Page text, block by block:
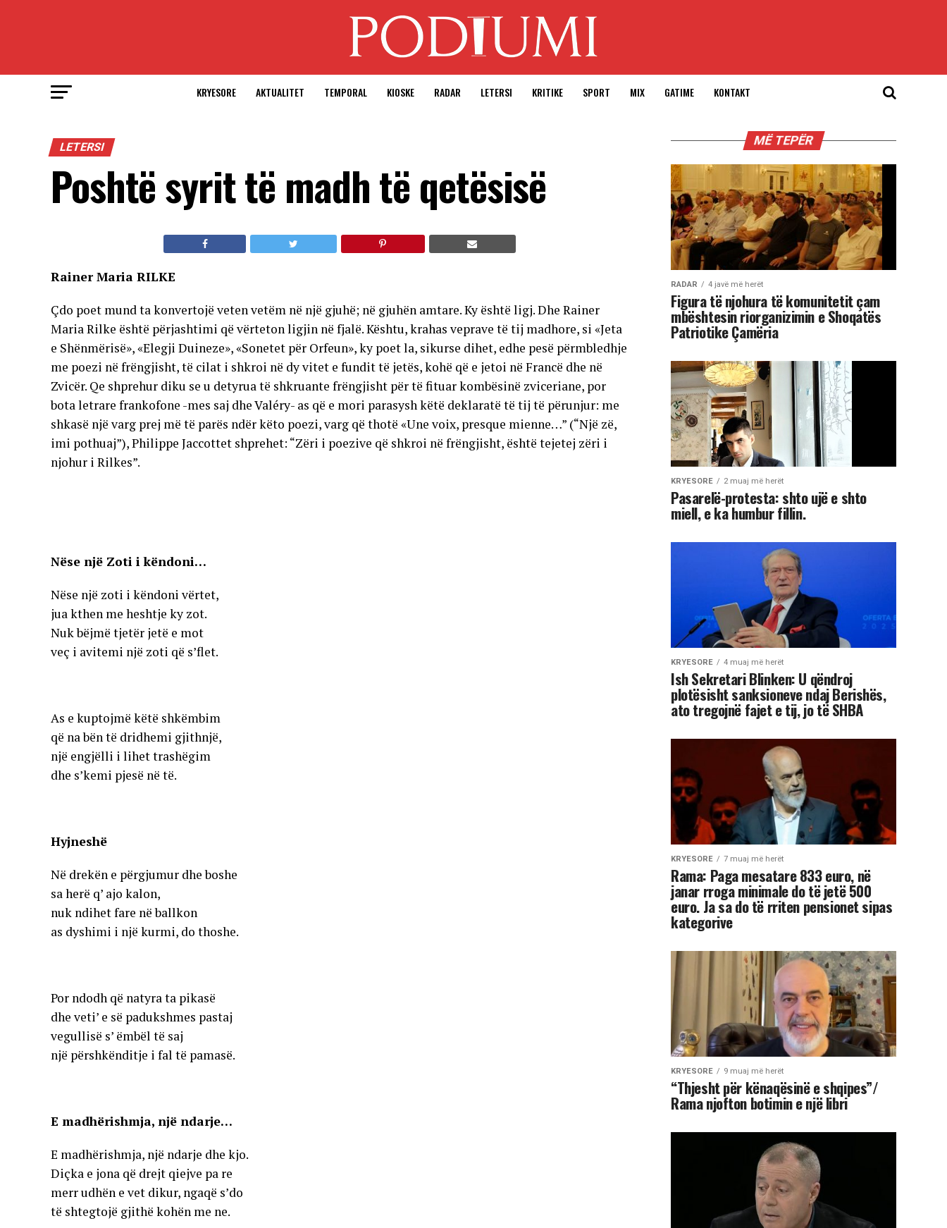
KRYESORE AKTUALITET TEMPORAL KIOSKE RADAR LETERSI KRITIKE SPORT MIX GATIME KONTAKT
LETERSI
Poshtë syrit të madh të qetësisë
Rainer Maria RILKE
Çdo poet mund ta konvertojë veten vetëm në një gjuhë; në gjuhën amtare. Ky është ligj. Dhe Rainer
Maria Rilke është përjashtimi që vërteton ligjin në fjalë. Kështu, krahas veprave të tij madhore, si «Jeta
e Shënmërisë», «Elegji Duineze», «Sonetet për Orfeun», ky poet la, sikurse dihet, edhe pesë përmbledhje
me poezi në frëngjisht, të cilat i shkroi në dy vitet e fundit të jetës, kohë që e jetoi në Francë dhe në
Zvicër. Qe shprehur diku se u detyrua të shkruante frëngjisht për të fituar kombësinë zviceriane, por
bota letrare frankofone -mes saj dhe Valéry- as që e mori parasysh këtë deklaratë të tij të përunjur: me
shkasë një varg prej më të parës ndër këto poezi, varg që thotë «Une voix, presque mienne…” (“Një zë,
imi pothuaj”), Philippe Jaccottet shprehet: “Zëri i poezive që shkroi në frëngjisht, është tejetej zëri i
njohur i Rilkes”.
Nëse një Zoti i këndoni…
Nëse një zoti i këndoni vërtet,
jua kthen me heshtje ky zot.
Nuk bëjmë tjetër jetë e mot
veç i avitemi një zoti që s’flet.
As e kuptojmë këtë shkëmbim
që na bën të dridhemi gjithnjë,
një engjëlli i lihet trashëgim
dhe s’kemi pjesë në të.
Hyjneshë
Në drekën e përgjumur dhe boshe
sa herë q’ ajo kalon,
nuk ndihet fare në ballkon
as dyshimi i një kurmi, do thoshe.
Por ndodh që natyra ta pikasë
dhe veti’ e së padukshmes pastaj
vegullisë s’ ëmbël të saj
një përshkënditje i fal të pamasë.
E madhërishmja, një ndarje…
E madhërishmja, një ndarje dhe kjo.
Diçka e jona që drejt qiejve pa re
merr udhën e vet dikur, ngaqë s’do
të shtegtojë gjithë kohën me ne.
MË TEPËR
RADAR 4 javë më herët
Figura të njohura të komunitetit çam
mbështesin riorganizimin e Shoqatës
Patriotike Çamëria
KRYESORE 2 muaj më herët
Pasarelë-protesta: shto ujë e shto
miell, e ka humbur fillin.
KRYESORE 4 muaj më herët
Ish Sekretari Blinken: U qëndroj
plotësisht sanksioneve ndaj Berishës,
ato tregojnë fajet e tij, jo të SHBA
KRYESORE 7 muaj më herët
Rama: Paga mesatare 833 euro, në
janar rroga minimale do të jetë 500
euro. Ja sa do të rriten pensionet sipas
kategorive
KRYESORE 9 muaj më herët
“Thjesht për kënaqësinë e shqipes”/
Rama njofton botimin e një libri